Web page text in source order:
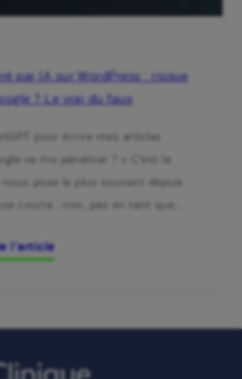
par IA sur WordPress : risque
? Le vrai du faux
pour écrire mes articles
va me pénaliser ? » C’est la
nous pose le plus souvent depuis
courte : non, pas en tant que…
l’article